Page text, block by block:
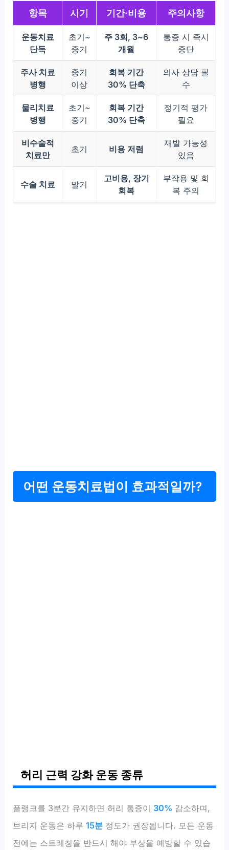
항목 시기 기간·비용 주의사항
운동치료
단독
초기~
중기
주 3회, 3~6
개월
통증 시 즉시
중단
주사 치료
병행
중기
이상
회복 기간
30% 단축
의사 상담 필
수
물리치료
병행
초기~
중기
회복 기간
30% 단축
정기적 평가
필요
비수술적
치료만
초기 비용 저렴
재발 가능성
있음
수술 치료 말기
고비용, 장기
회복
부작용 및 회
복 주의
어떤 운동치료법이 효과적일까?
허리 근력 강화 운동 종류
플랭크를 3분간 유지하면 허리 통증이 30% 감소하며,
브리지 운동은 하루15분 정도가 권장됩니다. 모든 운동
전에는 스트레칭을 반드시 해야 부상을 예방할 수 있습